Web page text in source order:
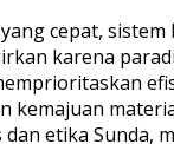
cepat,
karena
kemajuan
etika Sunda,